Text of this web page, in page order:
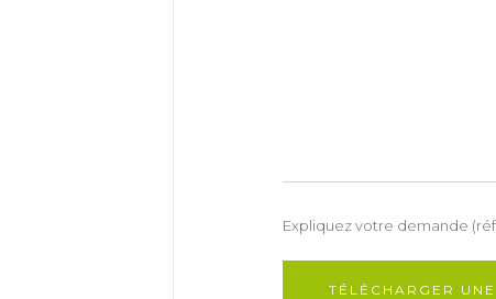
Expliquez votre demande
TÉLÉCHARGER